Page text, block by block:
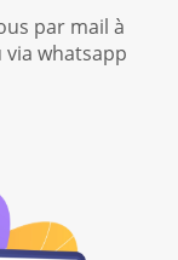
par mail à
whatsapp